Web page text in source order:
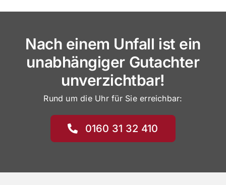
Nach einem Unfall ist ein
unabhängiger Gutachter
unverzichtbar!
Rund um die Uhr für Sie erreichbar:
0160 31 32 410